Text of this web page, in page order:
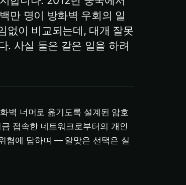
만 명이 방화벽 우회의 일
없이 비교되는데, 대개 잘못
사실 둘은 같은 일을 하려
벽 너머로 옮기도록 설계된 암호
접속한 네트워크로부터의 개인
협에 답하며 — 알맞은 선택은 실